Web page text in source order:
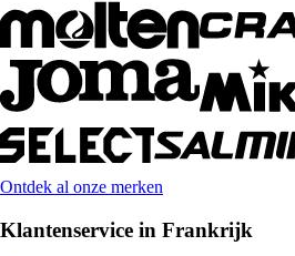
Ontdek al onze merken
Klantenservice in Frankrijk